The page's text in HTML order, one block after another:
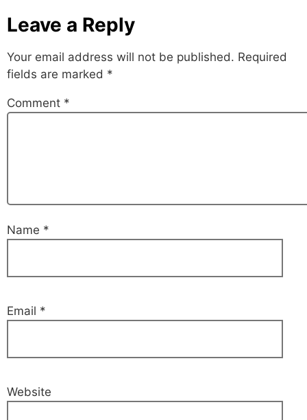
Leave a Reply
Your email address will not be published. Required
fields are marked *
Comment *
Name *
Email *
Website